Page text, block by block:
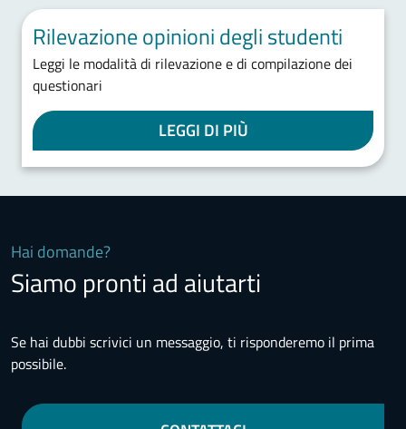
Rilevazione opinioni degli studenti
Leggi le modalità di rilevazione e di compilazione dei
questionari
LEGGI DI PIÙ
Hai domande?
Siamo pronti ad aiutarti
Se hai dubbi scrivici un messaggio, ti risponderemo il prima
possibile.